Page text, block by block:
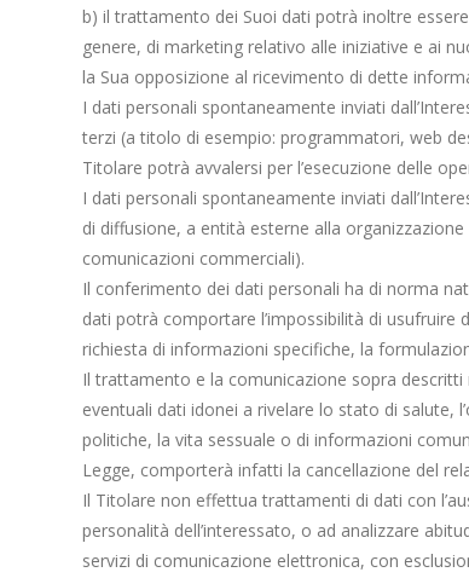
b) il trattamento dei Suoi dati potrà inoltre
genere, di marketing relativo alle iniziative e ai
la Sua opposizione al ricevimento di dette
I dati personali spontaneamente inviati
terzi (a titolo di esempio: programmatori, web
Titolare potrà avvalersi per l’esecuzione delle
I dati personali spontaneamente inviati
di diffusione, a entità esterne alla
comunicazioni commerciali).
Il conferimento dei dati personali ha di norma
dati potrà comportare l’impossibilità di usufruire
richiesta di informazioni specifiche, la
Il trattamento e la comunicazione sopra
eventuali dati idonei a rivelare lo stato di salute,
politiche, la vita sessuale o di informazioni
Legge, comporterà infatti la cancellazione del
Il Titolare non effettua trattamenti di dati con
personalità dell’interessato, o ad analizzare
servizi di comunicazione elettronica, con